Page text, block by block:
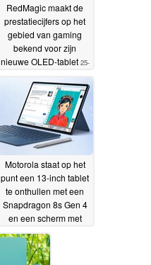
RedMagic maakt de
prestatiecijfers op het
gebied van gaming
bekend voor zijn
nieuwe OLED-tablet 25-
Motorola staat op het
punt een 13-inch tablet
te onthullen met een
Snapdragon 8s Gen 4
en een scherm met
een
verversingsfrequentie
van 144 Hz